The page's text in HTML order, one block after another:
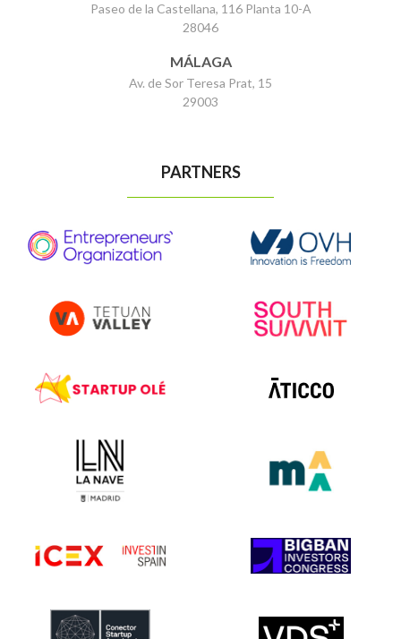
Paseo de la Castellana, 116 Planta 10-A
28046
MÁLAGA
Av. de Sor Teresa Prat, 15
29003
PARTNERS